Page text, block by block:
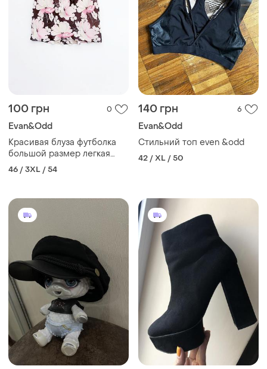
100 грн 0
Evan&Odd
Красивая блуза футболка
большой размер легкая
блуза на лето
46 / 3XL / 54
140 грн 6
Evan&Odd
Стильний топ even &odd
42 / XL / 50